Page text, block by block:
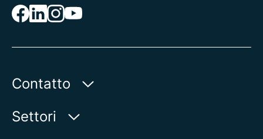
Contatto
AUMA Riester
Settori